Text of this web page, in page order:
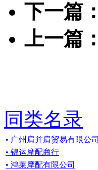
下一篇：
上一篇：
同类名录
• 广州肩并肩贸易有限公司
• 锦运摩配商行
• 鸿莱摩配有限公司